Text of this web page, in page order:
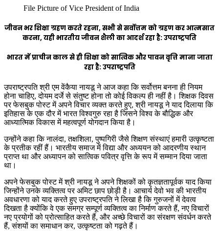
File Picture of Vice President of India
जीवन भर शिक्षा ग्रहण करते रहना, सभी से सर्वोत्तम को ग्रहण कर आत्मसात
करना, यही भारतीय जीवन शैली का आदर्श रहा है: उपराष्ट्रपति
भारत में प्राचीन काल से ही शिक्षा को सात्विक और पावन वृत्ति माना जाता
रहा है: उपराष्ट्रपति
उपराष्ट्रपति श्री एम वेंकैया नायडू ने आज कहा कि सर्वोत्तम बनना ही नियम
होना चाहिए, दोयम दर्जे से संतुष्ट होना तो कोई विकल्प ही नहीं है। शिक्षक दिवस
पर फेसबुक पोस्ट में अपने विचार व्यक्त करते हुए, श्री नायडू ने याद दिलाया कि
इतिहास के एक दौर में भारत विश्वगुरु रहा है जिसने विश्व के बौद्धिक और
आध्यात्मिक विकास में महत्वपूर्ण योगदान किया है।
उन्होंने कहा कि नालंदा, तक्षशिला, पुष्पगिरी जैसे शिक्षण संस्थाएं हमारी उत्कृष्टता
के प्रतीक रहीं हैं। भारतीय समाज में विद्या और अध्ययन को आदरणीय स्थान
प्राप्त था और अध्यापन को सात्विक पवित्र वृत्ति के रूप में सम्मान दिया जाता
था।
अपने फेसबुक पोस्ट में श्री नायडू ने अपने शिक्षकों को कृतज्ञतापूर्वक याद किया
जिन्होंने उनके व्यक्तित्व पर अमिट छाप छोड़ी है। आचार्य देवो भव की भारतीय
अवधारणा को याद करते हुए उपराष्ट्रपति ने लिखा है कि गुरुजनों में देवत्व
दिखता है क्योंकि वे एक समग्र सम्पूर्ण व्यक्तित्व का निर्माण करते हैं, नए विचारों
नए प्रयोगों को प्रोत्साहित करते हैं, और अच्छे विचारों का संरक्षण संवर्धन करते
हैं, संशयों का समाधान कर, उत्कृष्टता को गढ़ते हैं।